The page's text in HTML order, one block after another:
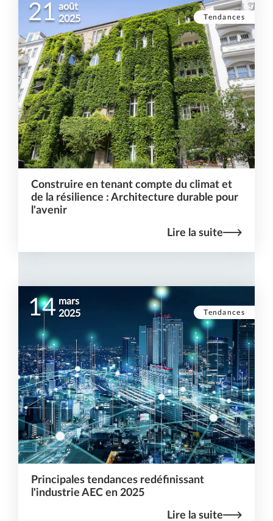
Tendances
21 août
2025
Construire en tenant compte du climat et
de la résilience : Architecture durable pour
l'avenir
Lire la suite
Tendances
14 mars
2025
Principales tendances redéfinissant
l'industrie AEC en 2025
Lire la suite